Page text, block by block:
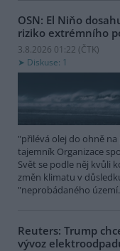
OSN: El Niňo
riziko extrémního
3.8.2026 01:22 (ČTK)
Diskuse: 1
"přilévá olej do ohně
tajemník Organizace
Svět se podle něj kvůli
změn klimatu v
"neprobádaného
Reuters: Trump
vývoz